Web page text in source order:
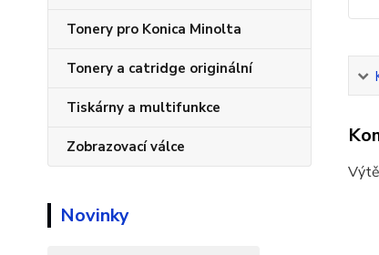
Tonery pro Konica Minolta
Tonery a catridge originální
Tiskárny a multifunkce
Zobrazovací válce
Novinky